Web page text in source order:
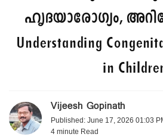
ഹൃദയാരോഗ്യം,
Understanding
in
Vijeesh Gopinath
Published: June 17, 2026 01:03
4 minute Read